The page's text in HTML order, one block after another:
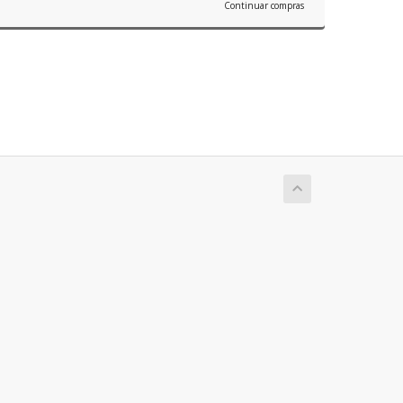
Continuar compras